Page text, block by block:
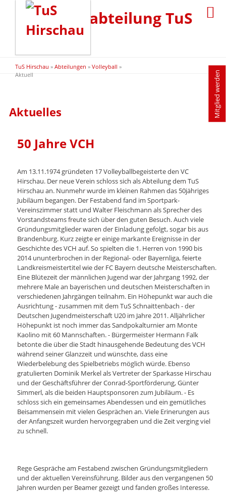
Mitglied werden
Home
Verein
Mitgliedschaft
Sportanlagen
Riders
Club
Über
Vorstandschaft
Zur
Homepage
Kegeln
Vorstandschaft
RW
Unser
Klub
Historie
FAF
Unser
Klub
Zur
Homepage
Schwimmen
Vorstand
Turnen
Unser
Verein
Aktuell
Vorstandschaft
Trainingszeiten
Übungsleiter/innen
Kampfrichterinnen
Volleyballabteilung TuS
Hirschau
TuS Hirschau » Abteilungen » Volleyball »
Aktuell
Aktuelles
50 Jahre VCH
Am 13.11.1974 gründeten 17 Volleyballbegeisterte den VC
Hirschau. Der neue Verein schloss sich als Abteilung dem TuS
Hirschau an. Nunmehr wurde im kleinen Rahmen das 50jähriges
Jubiläum begangen. Der Festabend fand im Sportpark-
Vereinszimmer statt und Walter Fleischmann als Sprecher des
Vorstandsteams freute sich über den guten Besuch. Auch viele
Gründungsmitglieder waren der Einladung gefolgt, sogar bis aus
Brandenburg. Kurz zeigte er einige markante Ereignisse in der
Geschichte des VCH auf. So spielten die 1. Herren von 1990 bis
2014 ununterbrochen in der Regional- oder Bayernliga, feierte
Landkreismeistertitel wie der FC Bayern deutsche Meisterschaften.
Eine Blütezeit der männlichen Jugend war der Jahrgang 1992, der
mehrere Male an bayerischen und deutschen Meisterschaften in
verschiedenen Jahrgängen teilnahm. Ein Höhepunkt war auch die
Ausrichtung - zusammen mit dem TuS Schnaittenbach - der
Deutschen Jugendmeisterschaft U20 im Jahre 2011. Alljährlicher
Höhepunkt ist noch immer das Sandpokalturnier am Monte
Kaolino mit 60 Mannschaften. - Bürgermeister Hermann Falk
betonte die über die Stadt hinausgehende Bedeutung des VCH
während seiner Glanzzeit und wünschte, dass eine
Wiederbelebung des Spielbetriebs möglich würde. Ebenso
gratulierten Dominik Merkel als Vertreter der Sparkasse Hirschau
und der Geschäftsführer der Conrad-Sportförderung, Günter
Simmerl, als die beiden Hauptsponsoren zum Jubiläum. - Es
schloss sich ein gemeinsames Abendessen und ein gemütliches
Beisammensein mit vielen Gesprächen an. Viele Erinerungen aus
der Anfangszeit wurden hervorgegraben und die Zeit verging viel
zu schnell.
Rege Gespräche am Festabend zwischen Gründungsmitgliedern
und der aktuellen Vereinsführung. Bilder aus den vergangenen 50
Jahren wurden per Beamer gezeigt und fanden großes Interesse.